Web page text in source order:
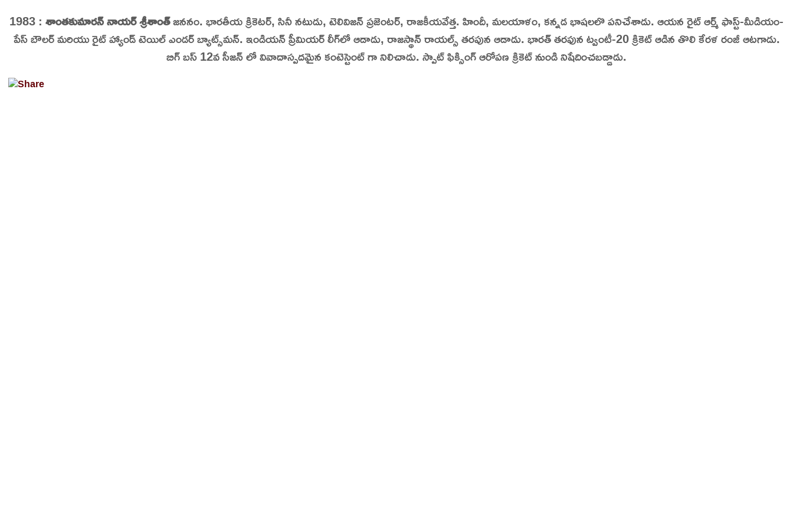
Skip
to
On This Day
Today in History | On This Day | This Day in History | Today in India | What Happened Today in India | Charitralo eroju | charitra lo eroju |
1983 :శాంతకుమారన్ నాయర్ శ్రీశాంత్జననం. భారతీయ క్రికెటర్, సినీ నటుడు, టెలివిజన్ ప్రజెంటర్, రాజకీయవేత్త.హిందీ, మలయాళం, కన్నడ భాషలలొ పనిచేశాడు. ఆయన రైట్ ఆర్మ్ ఫాస్ట్-మీడియం-
పేస్ బౌలర్ మరియు రైట్ హ్యాండ్ టెయిల్ ఎండర్ బ్యాట్స్‌మన్. ఇండియన్ ప్రీమియర్ లీగ్‌లో ఆడాడు, రాజస్థాన్ రాయల్స్ తరపున ఆడాడు. భారత్ తరఫున ట్వంటీ-20 క్రికెట్ ఆడిన తొలి కేరళ రంజీ ఆటగాడు.
బిగ్ బస్ 12వ సీజన్ లో వివాదాస్పదమైన కంటెస్టెంట్ గా నిలిచాడు. స్పాట్ ఫిక్సింగ్ ఆరోపణ క్రికెట్ నుండి నిషేదించబడ్డాడు.